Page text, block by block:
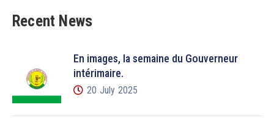
Recent News
En images, la semaine du Gouverneur
intérimaire.
20 July 2025